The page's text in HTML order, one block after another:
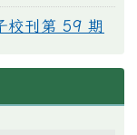
校刊第 59 期